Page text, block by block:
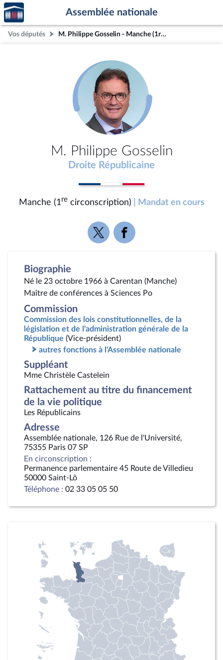
Aller au contenu
Aller en bas de la page
Accèder
à la
page
d'accueil
Assemblée nationale
Vos députés M. Philippe Gosselin - Manche (1re circonscription)
M. Philippe Gosselin
Droite Républicaine
Manche (1recirconscription) | Mandat en cours
Voir
la
Voir
la
Biographie
Né le 23 octobre 1966 à Carentan (Manche)
Maître de conférences à Sciences Po
Commission
Commission des lois constitutionnelles, de la
législation et de l'administration générale de la
République (Vice-président)
autres fonctions à l'Assemblée nationale
Suppléant
Mme Christèle Castelein
Rattachement au titre du financement
de la vie politique
Les Républicains
Adresse
Assemblée nationale, 126 Rue de l'Université,
75355 Paris 07 SP
En circonscription :
Permanence parlementaire 45 Route de Villedieu
50000 Saint-Lô
Téléphone : 02 33 05 05 50